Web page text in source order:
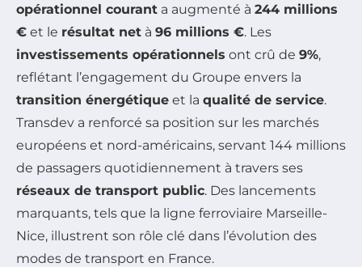
opérationnel courant a augmenté à 244 millions
€ et le résultat net à 96 millions €. Les
investissements opérationnels ont crû de 9%,
reflétant l’engagement du Groupe envers la
transition énergétique et la qualité de service.
Transdev a renforcé sa position sur les marchés
européens et nord-américains, servant 144 millions
de passagers quotidiennement à travers ses
réseaux de transport public. Des lancements
marquants, tels que la ligne ferroviaire Marseille-
Nice, illustrent son rôle clé dans l’évolution des
modes de transport en France.